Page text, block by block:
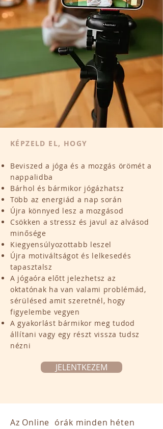
KÉPZELD EL, HOGY
Beviszed a jóga és a mozgás örömét a
nappalidba
Bárhol és bármikor jógázhatsz
Több az energiád a nap során
Újra könnyed lesz a mozgásod
Csökken a stressz és javul az alvásod
minősége
Kiegyensúlyozottabb leszel
Újra motiváltságot és lelkesedés
tapasztalsz
A jógaóra előtt jelezhetsz az
oktatónak ha van valami problémád,
sérülésed amit szeretnél, hogy
figyelembe vegyen
A gyakorlást bármikor meg tudod
állítani vagy egy részt vissza tudsz
nézni
JELENTKEZEM
Az Online órák minden héten